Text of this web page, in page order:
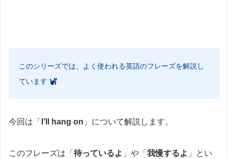
このシリーズでは、よく使われる英語のフレーズを解説し
ています
今回は「 I’ll hang on 」について解説します。
このフレーズは「 待っているよ 」や「 我慢するよ 」とい